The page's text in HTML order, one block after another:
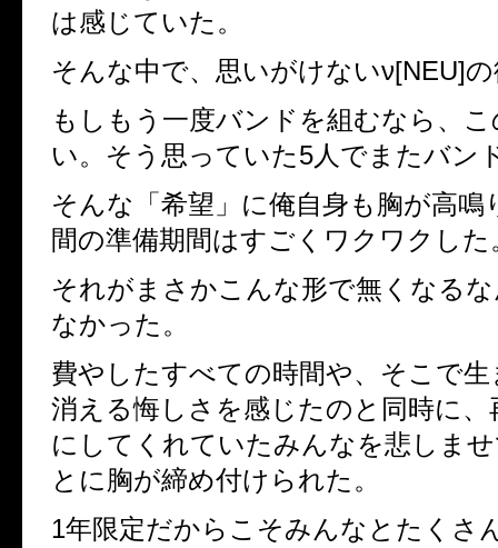
は感じていた。
そんな中で、思いがけないν[NEU]
もしもう一度バンドを組むなら、
い。そう思っていた5人でまたバン
そんな「希望」に俺自身も胸が高鳴
間の準備期間はすごくワクワクした
それがまさかこんな形で無くなる
なかった。
費やしたすべての時間や、そこで
消える悔しさを感じたのと同時に、
にしてくれていたみんなを悲しま
とに胸が締め付けられた。
1年限定だからこそみんなとたくさ